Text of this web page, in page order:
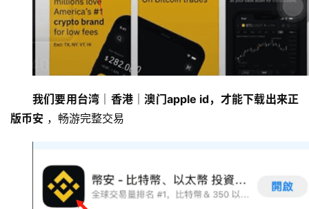
我们要用台湾｜香港｜澳门apple id，才能下载出来正
版币安 ，畅游完整交易